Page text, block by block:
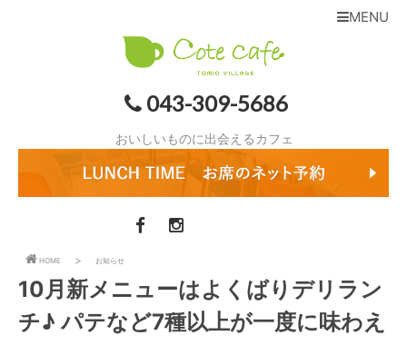
043-309-5686
おいしいものに出会えるカフェ
MENU
HOME お知らせ
10月新メニューはよくばりデリラン
チ♪ パテなど7種以上が一度に味わえ